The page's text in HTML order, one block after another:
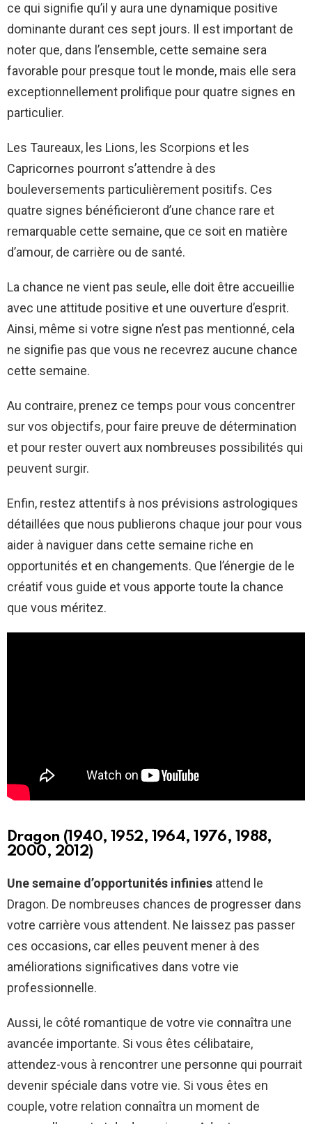
ce qui signifie qu’il y aura une dynamique positive
dominante durant ces sept jours. Il est important de
noter que, dans l’ensemble, cette semaine sera
favorable pour presque tout le monde, mais elle sera
exceptionnellement prolifique pour quatre signes en
particulier.
Les Taureaux, les Lions, les Scorpions et les
Capricornes pourront s’attendre à des
bouleversements particulièrement positifs. Ces
quatre signes bénéficieront d’une chance rare et
remarquable cette semaine, que ce soit en matière
d’amour, de carrière ou de santé.
La chance ne vient pas seule, elle doit être accueillie
avec une attitude positive et une ouverture d’esprit.
Ainsi, même si votre signe n’est pas mentionné, cela
ne signifie pas que vous ne recevrez aucune chance
cette semaine.
Au contraire, prenez ce temps pour vous concentrer
sur vos objectifs, pour faire preuve de détermination
et pour rester ouvert aux nombreuses possibilités qui
peuvent surgir.
Enfin, restez attentifs à nos prévisions astrologiques
détaillées que nous publierons chaque jour pour vous
aider à naviguer dans cette semaine riche en
opportunités et en changements. Que l’énergie de le
créatif vous guide et vous apporte toute la chance
que vous méritez.
Dragon (1940, 1952, 1964, 1976, 1988,
2000, 2012)
Une semaine d’opportunités infinies attend le
Dragon. De nombreuses chances de progresser dans
votre carrière vous attendent. Ne laissez pas passer
ces occasions, car elles peuvent mener à des
améliorations significatives dans votre vie
professionnelle.
Aussi, le côté romantique de votre vie connaîtra une
avancée importante. Si vous êtes célibataire,
attendez-vous à rencontrer une personne qui pourrait
devenir spéciale dans votre vie. Si vous êtes en
couple, votre relation connaîtra un moment de